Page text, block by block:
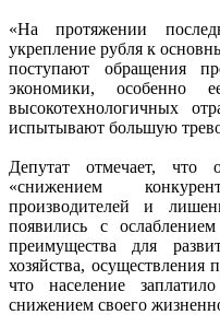
«На протяжении
укрепление рубля к
поступают обращения
экономики, особенно
высокотехнологичных
испытывают большую
Депутат отмечает, что
«снижением
производителей и
появились с
преимущества для
хозяйства, осуществления
что население
снижением своего